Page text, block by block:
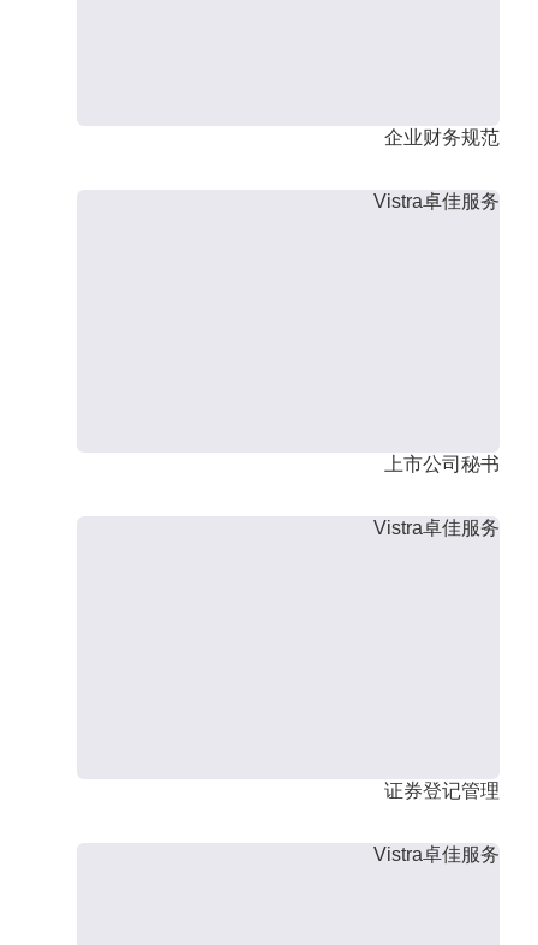
企业财务规范
Vistra卓佳服务
上市公司秘书
Vistra卓佳服务
证券登记管理
Vistra卓佳服务